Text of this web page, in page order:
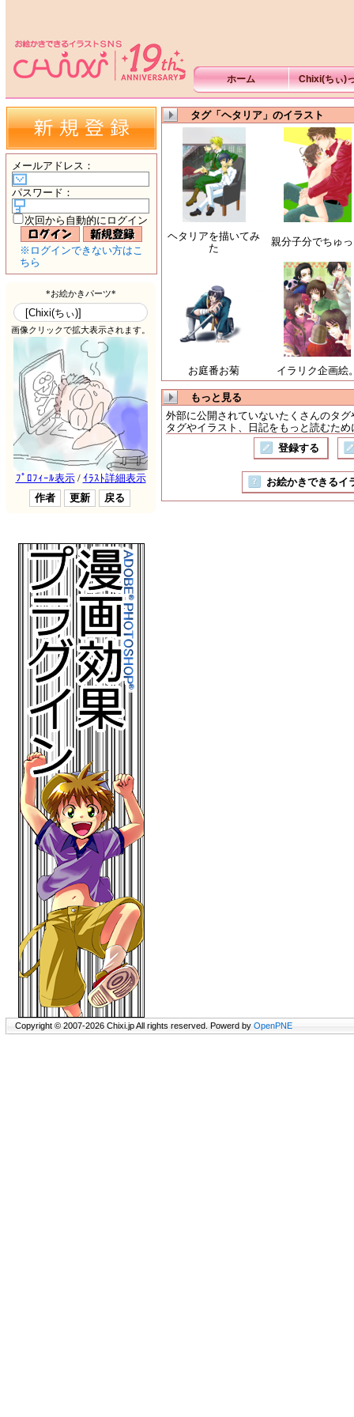
ホーム Chixi(ちぃ)
メールアドレス ：
パスワード ：
次回から自動的にログイン
※ログインできない方はこ
ちら
タグ「ヘタリア」のイラスト
ヘタリアを描いてみ
た
親分子分でちゅ
お庭番お菊 イラリク企画絵
もっと見る
外部に公開されていないたくさんのタ
タグやイラスト、日記をもっと読むた
登録する
お絵かきできるイ
Copyright © 2007-2026 Chixi.jp All rights reserved. Powerd by OpenPNE